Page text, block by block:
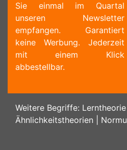
Sie einmal im Quartal
unseren Newsletter
empfangen. Garantiert
keine Werbung. Jederzeit
mit einem Klick
abbestellbar.
Weitere Begriffe:
Ähnlichkeitstheorien